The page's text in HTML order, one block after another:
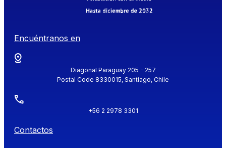
Encuéntranos en
Diagonal Paraguay 205 - 257
Postal Code 8330015, Santiago, Chile
+56 2 2978 3301
Contactos